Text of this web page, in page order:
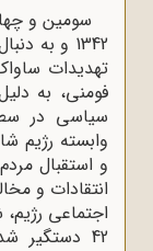
سومین و
1342 و
تهدیدات
فومنی، به
سیاسی در
وابسته رژیم
و استقبال
انتقادات و
42